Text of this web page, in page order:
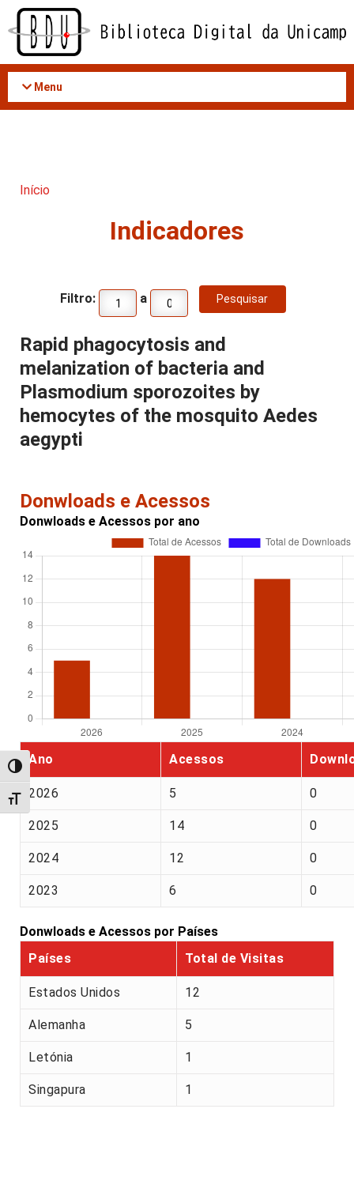
Acessar
conteúdo
Alternar alto contraste
Alternar tamanho da fonte
Menu
Início
Indicadores
Filtro: a
Rapid phagocytosis and
melanization of bacteria and
Plasmodium sporozoites by
hemocytes of the mosquito Aedes
aegypti
Donwloads e Acessos
Donwloads e Acessos por ano
Ano Acessos
2026 5 0
2025 14 0
2024 12 0
2023 6 0
Donwloads e Acessos por Países
Países
Total de Visitas
Estados Unidos 12
Alemanha 5
Letónia 1
Singapura 1